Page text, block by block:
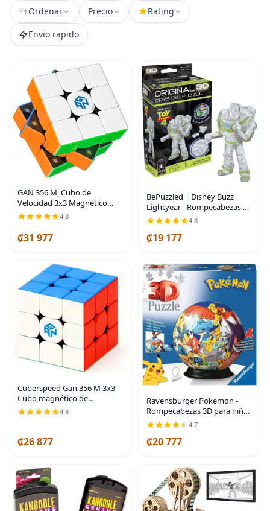
Ordenar Precio
Rating
Envio rapido
GAN 356 M, Cubo de
Velocidad 3x3 Magnético
356M Sin Calcomanías,
Juguetes Antiestrés para
Niños y Adultos, Sin GES
Extra | Smooth turning,
4.8
₡31 977
BePuzzled | Disney Buzz
Lightyear - Rompecabezas de
cristal 3D original, a partir de
12 años
4.8
₡19 177
Cuberspeed Gan 356 M 3x3
Cubo magnético de
velocidad - Lite, sin
calcomanías, rompecabezas
4.8
₡26 877
Ravensburger Pokemon -
Rompecabezas 3D para niños
a partir de 6 años, 72 piezas,
no requiere pegamento,
regalos para niños y niñas
4.7
₡20 777